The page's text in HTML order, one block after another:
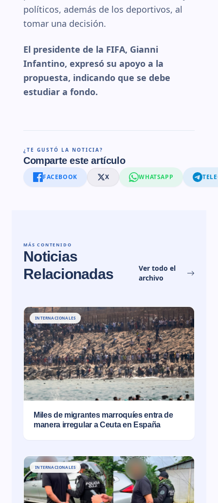
políticos, además de los deportivos, al
tomar una decisión.
El presidente de la FIFA, Gianni
Infantino, expresó su apoyo a la
propuesta, indicando que se debe
estudiar a fondo.
¿TE GUSTÓ LA NOTICIA?
Comparte este artículo
FACEBOOK X WHATSAPP
MÁS CONTENIDO
Noticias
Relacionadas
Ver todo el
archivo
INTERNACIONALES
Miles de migrantes marroquíes entra de
manera irregular a Ceuta en España
INTERNACIONALES